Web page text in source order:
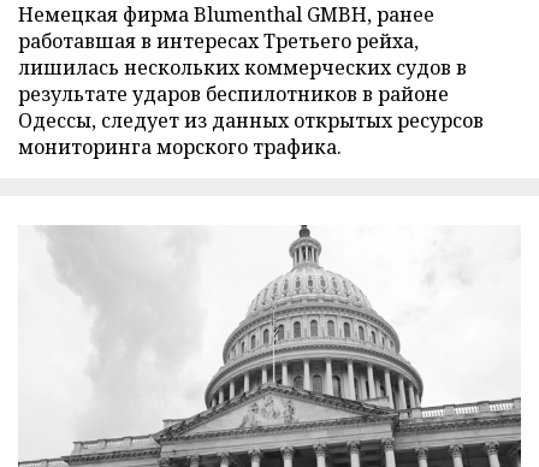
Немецкая фирма Blumenthal GMBH, ранее
работавшая в интересах Третьего рейха,
лишилась нескольких коммерческих судов в
результате ударов беспилотников в районе
Одессы, следует из данных открытых ресурсов
мониторинга морского трафика.